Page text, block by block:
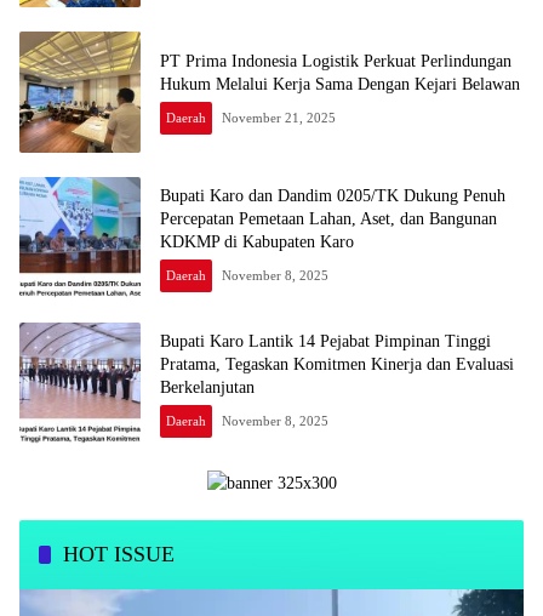
PT Prima Indonesia Logistik Perkuat Perlindungan
Hukum Melalui Kerja Sama Dengan Kejari Belawan
Daerah November 21, 2025
Bupati Karo dan Dandim 0205/TK Dukung Penuh
Percepatan Pemetaan Lahan, Aset, dan Bangunan
KDKMP di Kabupaten Karo
Daerah November 8, 2025
Bupati Karo Lantik 14 Pejabat Pimpinan Tinggi
Pratama, Tegaskan Komitmen Kinerja dan Evaluasi
Berkelanjutan
Daerah November 8, 2025
HOT ISSUE